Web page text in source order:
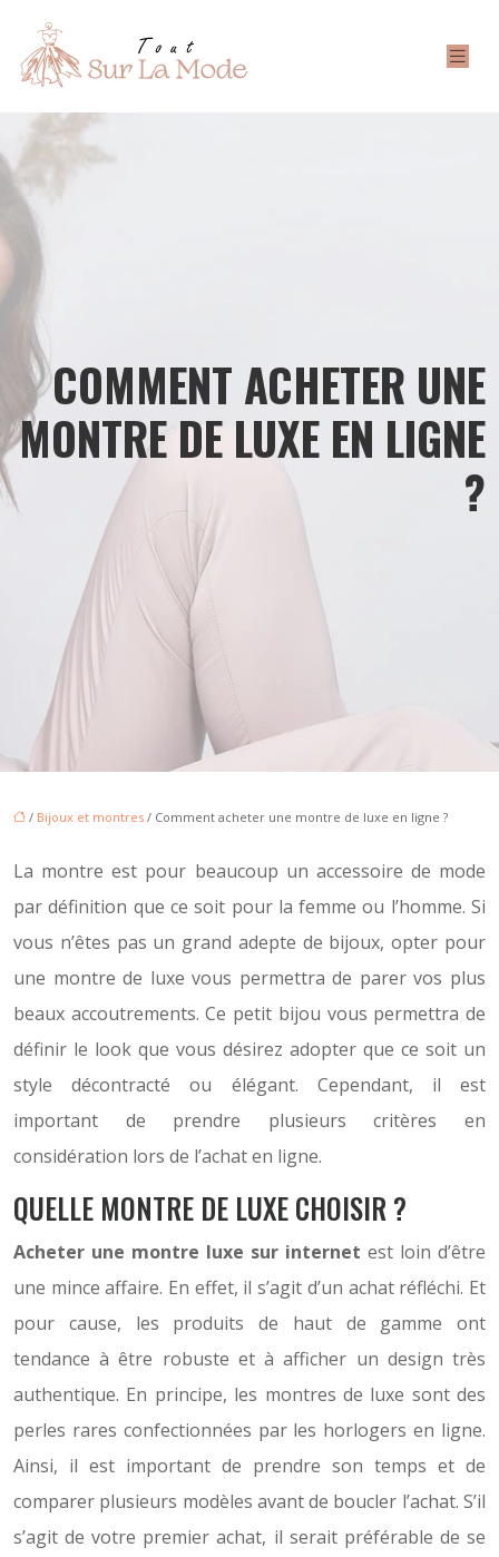
COMMENT ACHETER UNE
MONTRE DE LUXE EN LIGNE
?
/ Bijoux et montres / Comment acheter une montre de luxe en ligne ?
La montre est pour beaucoup un accessoire de mode
par définition que ce soit pour la femme ou l’homme. Si
vous n’êtes pas un grand adepte de bijoux, opter pour
une montre de luxe vous permettra de parer vos plus
beaux accoutrements. Ce petit bijou vous permettra de
définir le look que vous désirez adopter que ce soit un
style décontracté ou élégant. Cependant, il est
important de prendre plusieurs critères en
considération lors de l’achat en ligne.
QUELLE MONTRE DE LUXE CHOISIR ?
Acheter une montre luxe sur internet est loin d’être
une mince affaire. En effet, il s’agit d’un achat réfléchi. Et
pour cause, les produits de haut de gamme ont
tendance à être robuste et à afficher un design très
authentique. En principe, les montres de luxe sont des
perles rares confectionnées par les horlogers en ligne.
Ainsi, il est important de prendre son temps et de
comparer plusieurs modèles avant de boucler l’achat. S’il
s’agit de votre premier achat, il serait préférable de se